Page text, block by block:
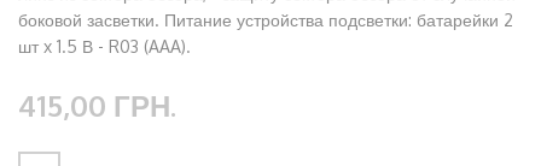
боковой засветки. Питание устройства подсветки: батарейки 2
шт x 1.5 В - R03 (AAA).
415,00 ГРН.